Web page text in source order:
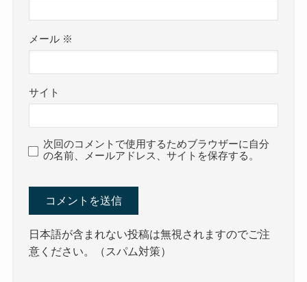
メール ※
サイト
次回のコメントで使用するためブラウザーに自分
の名前、メールアドレス、サイトを保存する。
日本語が含まれない投稿は無視されますのでご注
意ください。（スパム対策）